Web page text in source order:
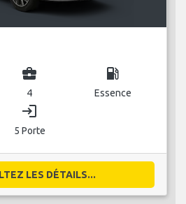
business_center
4
local_gas_station
Essence
login
5 Porte
LES DÉTAILS...